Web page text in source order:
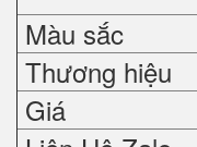
Màu sắc
Thương hiệu
Giá